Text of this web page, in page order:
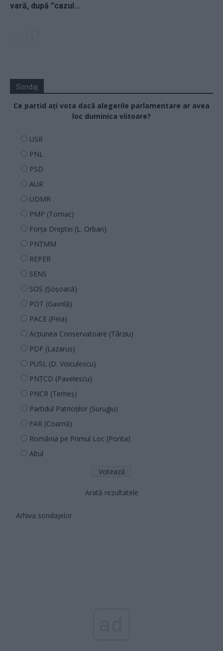
vară, după ”cazul...
Sondaj
Ce partid ați vota dacă alegerile parlamentare ar avea
loc duminica viitoare?
USR
PNL
PSD
AUR
UDMR
PMP (Tomac)
Forța Dreptei (L. Orban)
PNȚMM
REPER
SENS
SOS (Șoșoacă)
POT (Gavrilă)
PACE (Peia)
Acțiunea Conservatoare (Târziu)
PDF (Lazarus)
PUSL (D. Voiculescu)
PNȚCD (Pavelescu)
PNCR (Terheș)
Partidul Patrioților (Surugiu)
FAR (Coarnă)
România pe Primul Loc (Ponta)
Altul
Arată rezultatele
Arhiva sondajelor